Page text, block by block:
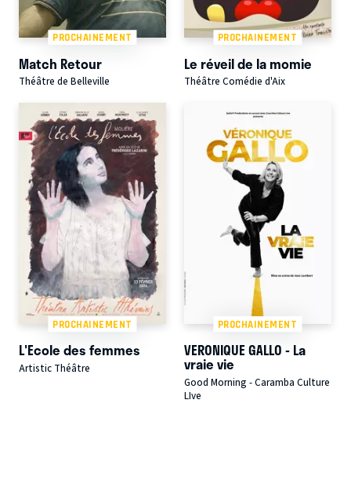
PROCHAINEMENT
Match Retour
Théâtre de Belleville
PROCHAINEMENT
Le réveil de la momie
Théâtre Comédie d'Aix
PROCHAINEMENT
L'Ecole des femmes
Artistic Théâtre
PROCHAINEMENT
VERONIQUE GALLO - La
vraie vie
Good Morning - Caramba Culture
LIve